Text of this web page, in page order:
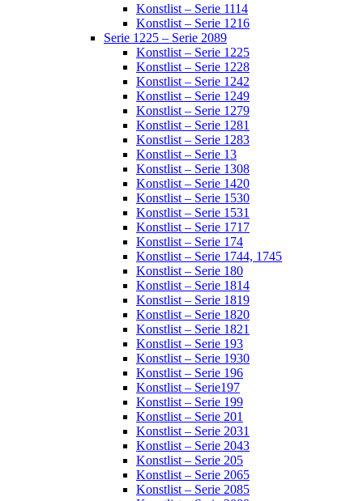
Konstlist – Serie 1114
Konstlist – Serie 1216
Serie 1225 – Serie 2089
Konstlist – Serie 1225
Konstlist – Serie 1228
Konstlist – Serie 1242
Konstlist – Serie 1249
Konstlist – Serie 1279
Konstlist – Serie 1281
Konstlist – Serie 1283
Konstlist – Serie 13
Konstlist – Serie 1308
Konstlist – Serie 1420
Konstlist – Serie 1530
Konstlist – Serie 1531
Konstlist – Serie 1717
Konstlist – Serie 174
Konstlist – Serie 1744, 1745
Konstlist – Serie 180
Konstlist – Serie 1814
Konstlist – Serie 1819
Konstlist – Serie 1820
Konstlist – Serie 1821
Konstlist – Serie 193
Konstlist – Serie 1930
Konstlist – Serie 196
Konstlist – Serie197
Konstlist – Serie 199
Konstlist – Serie 201
Konstlist – Serie 2031
Konstlist – Serie 2043
Konstlist – Serie 205
Konstlist – Serie 2065
Konstlist – Serie 2085